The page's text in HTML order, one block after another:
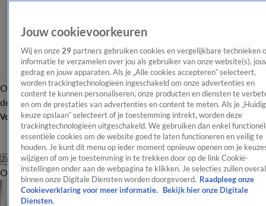
OverzichtAfleveringen Entertainment TV Algemeen
Tip
de redactieNieuwsbrief
Volg Shownieuws
Zoeken
OverzichtEntertainmentSpraakmakendRealityCrimeVideo's
Alle Entertainment Videos
Jouw cookievoorkeuren
Wij en onze 29 partners gebruiken cookies en vergelijkbare technieken
informatie te verzamelen over jou als gebruiker van onze website(s),
gedrag en jouw apparaten. Als je „Alle cookies accepteren” selecteert,
worden trackingtechnologieën ingeschakeld om onze advertenties en
content te kunnen personaliseren, onze producten en diensten te
en om de prestaties van advertenties en content te meten. Als je
keuze opslaan” selecteert of je toestemming intrekt, worden deze
trackingtechnologieën uitgeschakeld. We gebruiken dan enkel
essentiële cookies om de website goed te laten functioneren en veilig te
houden. Je kunt dit menu op ieder moment opnieuw openen om je
wijzigen of om je toestemming in te trekken door op de link Cookie-
instellingen onder aan de webpagina te klikken. Je selecties zullen overal
binnen onze Digitale Diensten worden doorgevoerd. Raadpleeg onze
Cookieverklaring voor meer informatie.
Bekijk hier onze Digitale
Diensten.